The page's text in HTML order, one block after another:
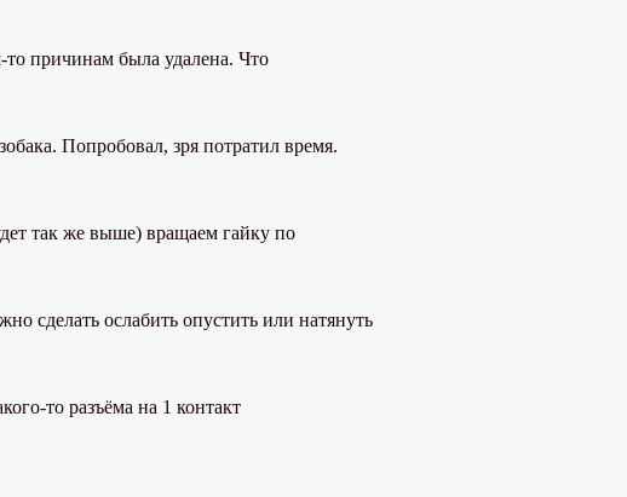
то причинам была удалена. Что
Попробовал, зря потратил время.
так же выше) вращаем гайку по
сделать ослабить опустить или натянуть
то разъёма на 1 контакт